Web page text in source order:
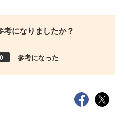
考になりましたか？
0 参考になった